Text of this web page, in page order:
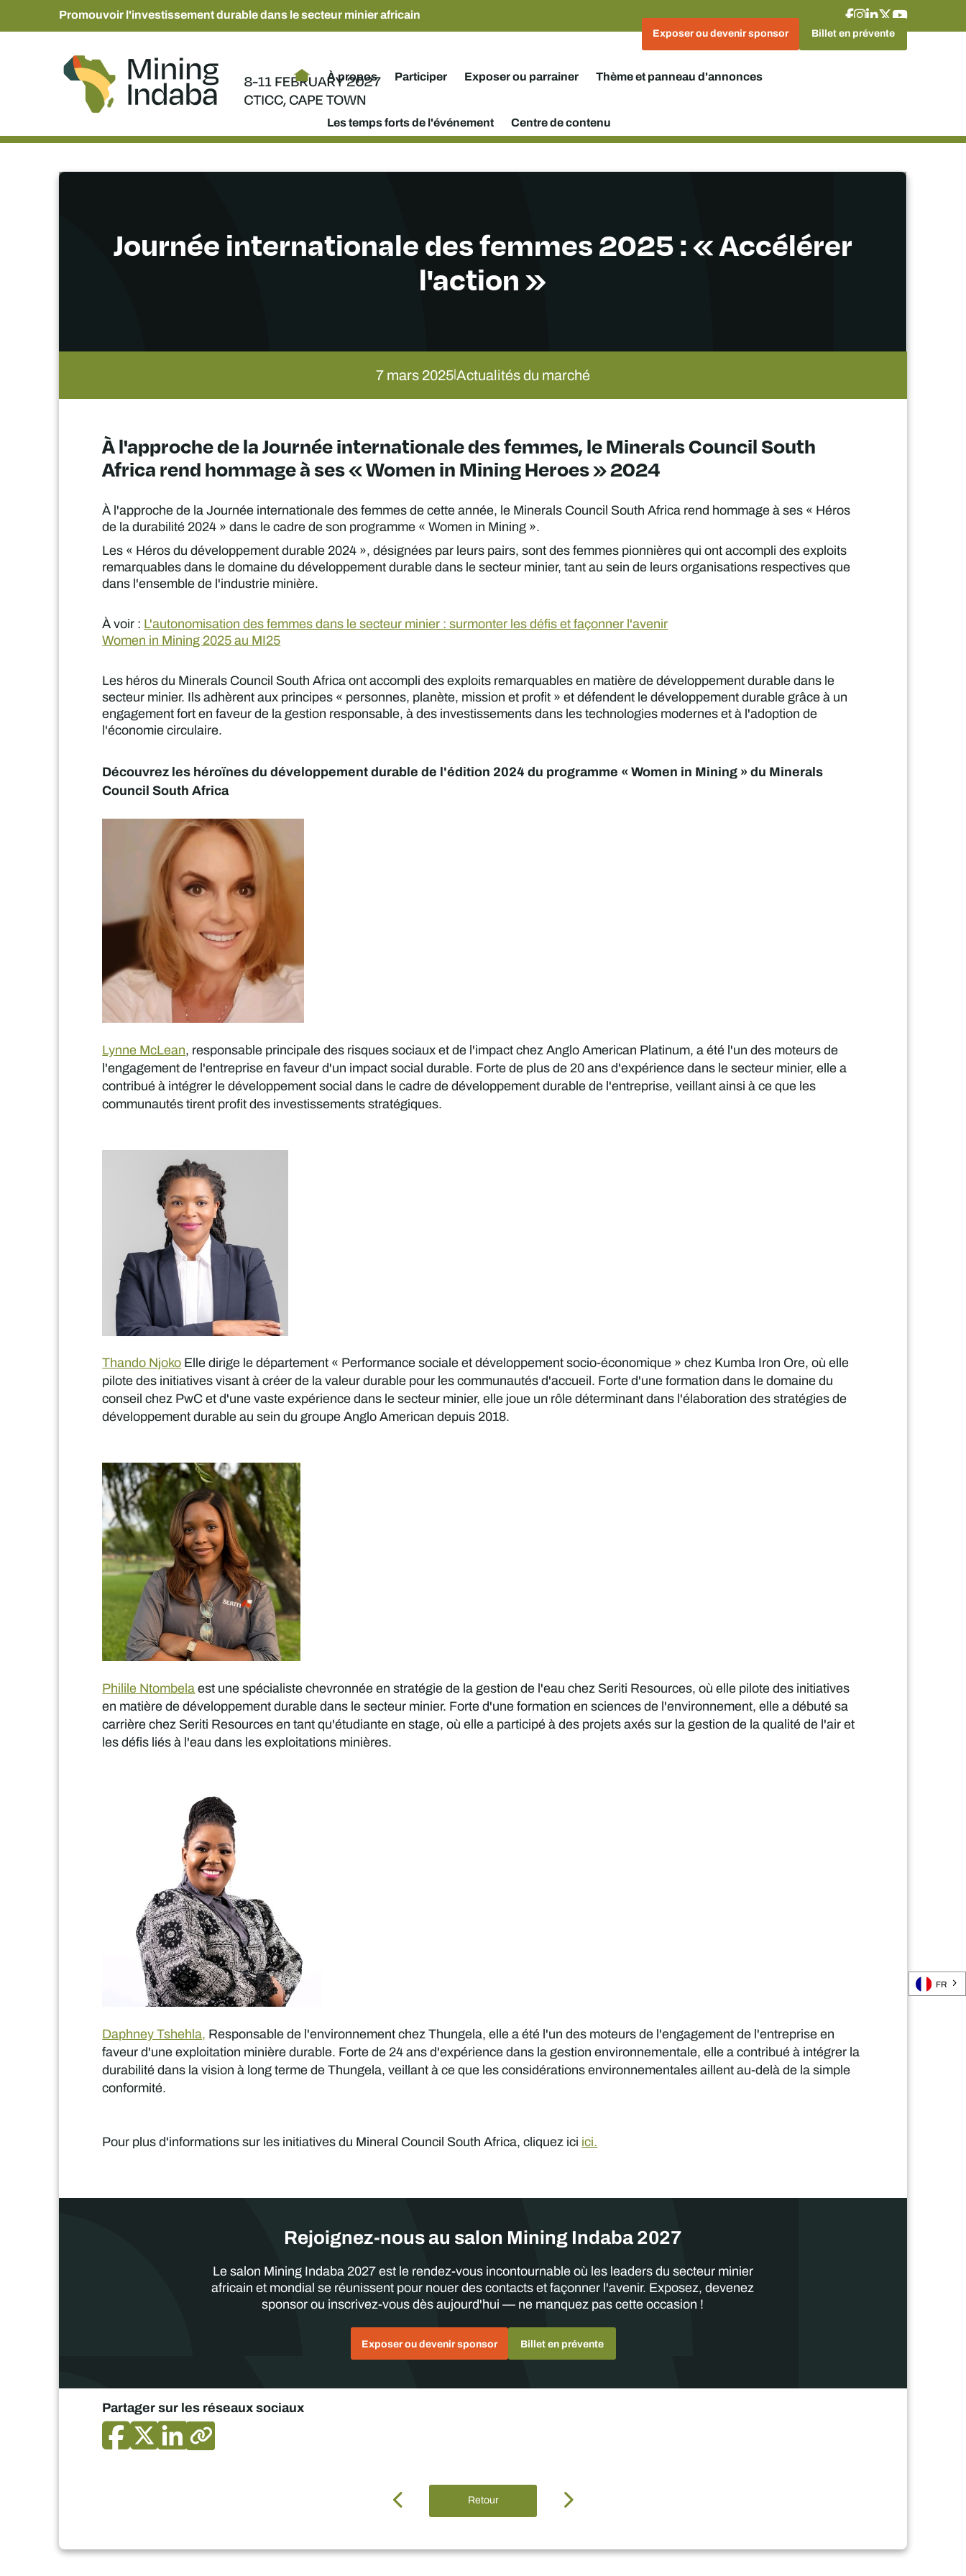
Promouvoir l'investissement durable dans le secteur minier africain
Exposer ou devenir sponsor Billet en prévente
À propos Participer Exposer ou parrainer Thème et panneau d'annonces
Les temps forts de l'événement Centre de contenu
Journée internationale des femmes 2025 : « Accélérer
l'action »
7 mars 2025|Actualités du marché
À l'approche de la Journée internationale des femmes, le Minerals Council South
Africa rend hommage à ses « Women in Mining Heroes » 2024
À l'approche de la Journée internationale des femmes de cette année, le Minerals Council South Africa rend hommage à ses « Héros
de la durabilité 2024 » dans le cadre de son programme « Women in Mining ».
Les « Héros du développement durable 2024 », désignées par leurs pairs, sont des femmes pionnières qui ont accompli des exploits
remarquables dans le domaine du développement durable dans le secteur minier, tant au sein de leurs organisations respectives que
dans l'ensemble de l'industrie minière.
À voir : L'autonomisation des femmes dans le secteur minier : surmonter les défis et façonner l'avenir
Women in Mining 2025 au MI25
Les héros du Minerals Council South Africa ont accompli des exploits remarquables en matière de développement durable dans le
secteur minier. Ils adhèrent aux principes « personnes, planète, mission et profit » et défendent le développement durable grâce à un
engagement fort en faveur de la gestion responsable, à des investissements dans les technologies modernes et à l'adoption de
l'économie circulaire.
Découvrez les héroïnes du développement durable de l'édition 2024 du programme « Women in Mining » du Minerals
Council South Africa
Lynne McLean, responsable principale des risques sociaux et de l'impact chez Anglo American Platinum, a été l'un des moteurs de
l'engagement de l'entreprise en faveur d'un impact social durable. Forte de plus de 20 ans d'expérience dans le secteur minier, elle a
contribué à intégrer le développement social dans le cadre de développement durable de l'entreprise, veillant ainsi à ce que les
communautés tirent profit des investissements stratégiques.
Thando NjokoElle dirige le département « Performance sociale et développement socio-économique » chez Kumba Iron Ore, où elle
pilote des initiatives visant à créer de la valeur durable pour les communautés d'accueil. Forte d'une formation dans le domaine du
conseil chez PwC et d'une vaste expérience dans le secteur minier, elle joue un rôle déterminant dans l'élaboration des stratégies de
développement durable au sein du groupe Anglo American depuis 2018.
Philile Ntombelaest une spécialiste chevronnée en stratégie de la gestion de l'eau chez Seriti Resources, où elle pilote des initiatives
en matière de développement durable dans le secteur minier. Forte d'une formation en sciences de l'environnement, elle a débuté sa
carrière chez Seriti Resources en tant qu'étudiante en stage, où elle a participé à des projets axés sur la gestion de la qualité de l'air et
les défis liés à l'eau dans les exploitations minières.
Daphney Tshehla, Responsable de l'environnement chez Thungela, elle a été l'un des moteurs de l'engagement de l'entreprise en
faveur d'une exploitation minière durable. Forte de 24 ans d'expérience dans la gestion environnementale, elle a contribué à intégrer la
durabilité dans la vision à long terme de Thungela, veillant à ce que les considérations environnementales aillent au-delà de la simple
conformité.
Pour plus d'informations sur les initiatives du Mineral Council South Africa, cliquez ici ici.
Rejoignez-nous au salon Mining Indaba 2027
Le salon Mining Indaba 2027 est le rendez-vous incontournable où les leaders du secteur minier
africain et mondial se réunissent pour nouer des contacts et façonner l'avenir. Exposez, devenez
sponsor ou inscrivez-vous dès aujourd'hui — ne manquez pas cette occasion !
Exposer ou devenir sponsor Billet en prévente
Partager sur les réseaux sociaux
Retour
FR